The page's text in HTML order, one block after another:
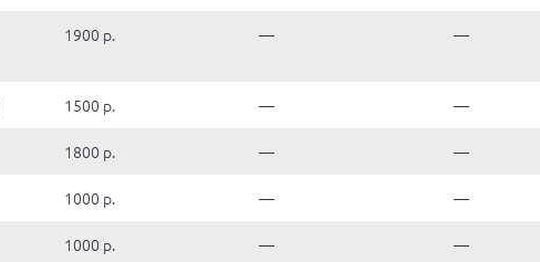
1900 р. — —
1500 р. — —
1800 р. — —
1000 р. — —
1000 р. — —